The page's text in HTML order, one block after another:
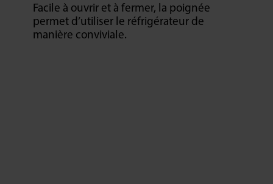
Facile à ouvrir et à fermer, la poignée
permet d’utiliser le réfrigérateur de
manière conviviale.